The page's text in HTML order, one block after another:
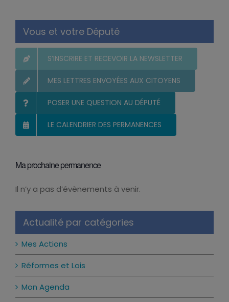
Vous et votre Député
S’INSCRIRE ET RECEVOIR LA NEWSLETTER
MES LETTRES ENVOYÉES AUX CITOYENS
POSER UNE QUESTION AU DÉPUTÉ
LE CALENDRIER DES PERMANENCES
Ma prochaine permanence
Notice
Il n’y a pas d’évènements à venir.
Actualité par catégories
Mes Actions
Réformes et Lois
Mon Agenda